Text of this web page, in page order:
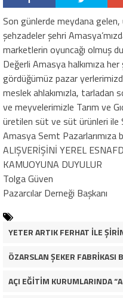
Son günlerde meydana gelen,
şehzadeler şehri
marketlerin oyuncağı olmuş
Değerli Amasya halkımıza
gördüğümüz pazar
meslek ahlakımızla,
ve meyvelerimizle Tarım ve
üretilen süt ve süt ürünleri ile
Amasya Semt Pazarlarımıza
ALIŞVERİŞİNİ YEREL
KAMUOYUNA DUYULUR
Tolga Güven
Pazarcılar Derneği Başkanı
ÖZARSLAN ŞEKER FABRİKASI